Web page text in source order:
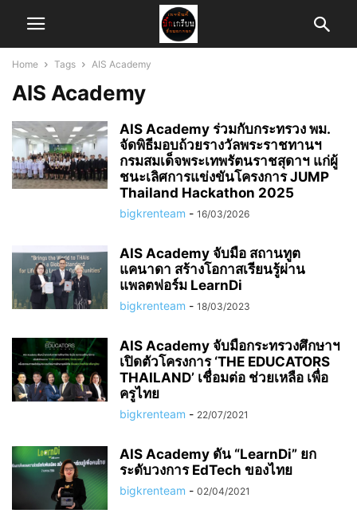
Home Tags AIS Academy
AIS Academy
AIS Academy ร่วมกับกระทรวง พม.
จัดพิธีมอบถ้วยรางวัลพระราชทานฯ
กรมสมเด็จพระเทพรัตนราชสุดาฯ แก่ผู้
ชนะเลิศการแข่งขันโครงการ JUMP
Thailand Hackathon 2025
bigkrenteam - 16/03/2026
AIS Academy จับมือ สถานทูต
แคนาดา สร้างโอกาสเรียนรู้ผ่าน
แพลตฟอร์ม LearnDi
bigkrenteam - 18/03/2023
AIS Academy จับมือกระทรวงศึกษาฯ
เปิดตัวโครงการ ‘THE EDUCATORS
THAILAND’ เชื่อมต่อ ช่วยเหลือ เพื่อ
ครูไทย
bigkrenteam - 22/07/2021
AIS Academy ดัน “LearnDi” ยก
ระดับวงการ EdTech ของไทย
bigkrenteam - 02/04/2021